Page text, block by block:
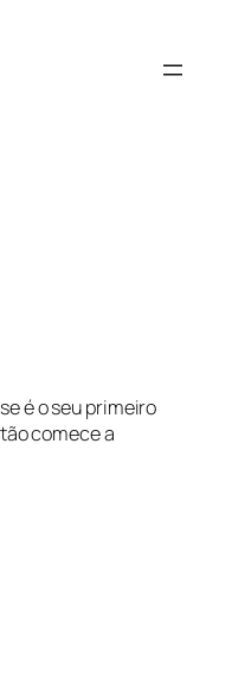
é o seu primeiro
comece a